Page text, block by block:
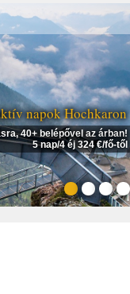
napok Hochkaron
40+ belépővel az árban!
5 nap/4 éj 324 €/fő-től